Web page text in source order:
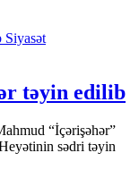
Siyasət
təyin edilib
“İçərişəhər”
sədri təyin